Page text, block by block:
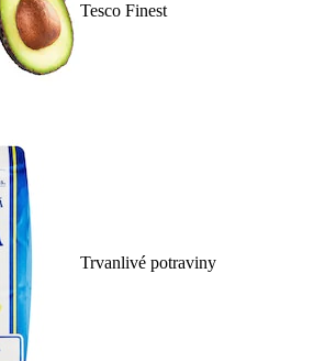
Tesco Finest
Trvanlivé potraviny